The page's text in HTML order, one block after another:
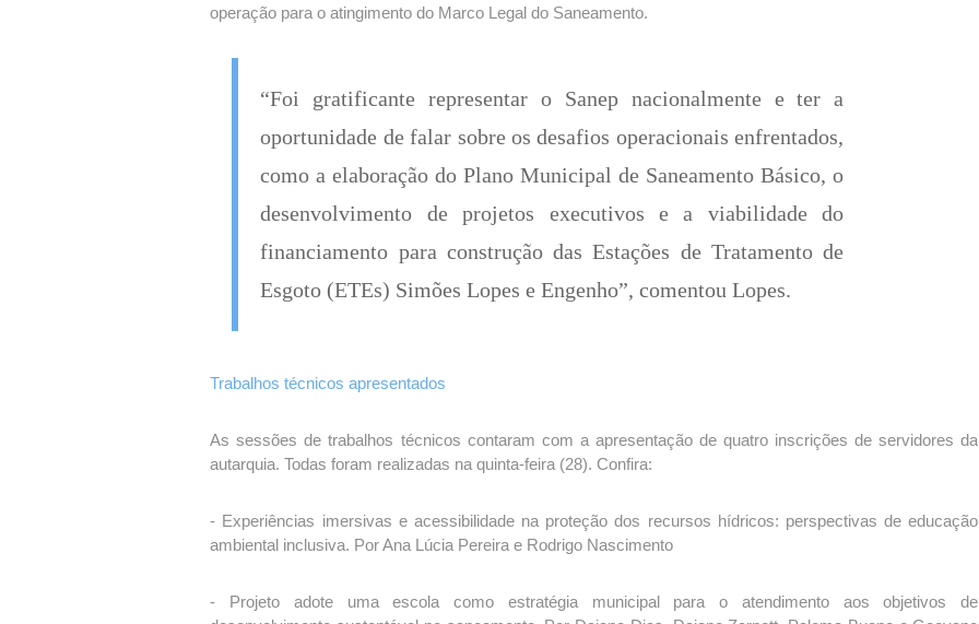
operação para o atingimento do Marco Legal do Saneamento.
“Foi gratificante representar o Sanep nacionalmente e ter a
oportunidade de falar sobre os desafios operacionais enfrentados,
como a elaboração do Plano Municipal de Saneamento Básico, o
desenvolvimento de projetos executivos e a viabilidade do
financiamento para construção das Estações de Tratamento de
Esgoto (ETEs) Simões Lopes e Engenho”, comentou Lopes.
Trabalhos técnicos apresentados
As sessões de trabalhos técnicos contaram com a apresentação de quatro inscrições de servidores da
autarquia. Todas foram realizadas na quinta-feira (28). Confira:
- Experiências imersivas e acessibilidade na proteção dos recursos hídricos: perspectivas de educação
ambiental inclusiva. Por Ana Lúcia Pereira e Rodrigo Nascimento
- Projeto adote uma escola como estratégia municipal para o atendimento aos objetivos de